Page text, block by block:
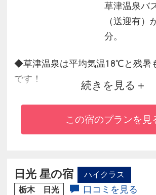
草津温泉バ
（送迎有）
分。
◆草津温泉は平均気温18℃と残暑
です！
◆100％源泉かけ流しの30mの草
が自慢。
◆湯もみショー＆太鼓ショーなど
続きを見る
この宿のプランを見
日光 星の宿
ハイクラス
栃木 日光
口コミを見る